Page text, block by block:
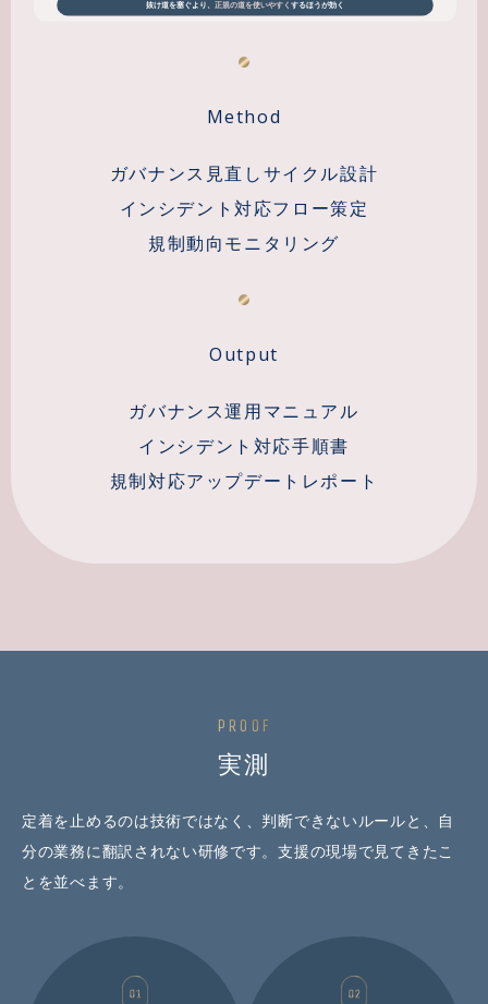
Method
ガバナンス見直しサイクル設計
インシデント対応フロー策定
規制動向モニタリング
Output
ガバナンス運用マニュアル
インシデント対応手順書
規制対応アップデートレポート
PROOF
実測
定着を止めるのは技術ではなく、判断できないルールと、自
分の業務に翻訳されない研修です。支援の現場で見てきたこ
とを並べます。